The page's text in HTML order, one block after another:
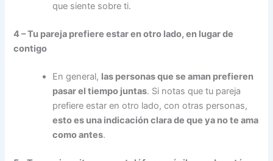
que siente sobre ti.
4 – Tu pareja prefiere estar en otro lado, en lugar de
contigo
En general, las personas que se aman prefieren
pasar el tiempo juntas. Si notas que tu pareja
prefiere estar en otro lado, con otras personas,
esto es una indicación clara de que ya no te ama
como antes.